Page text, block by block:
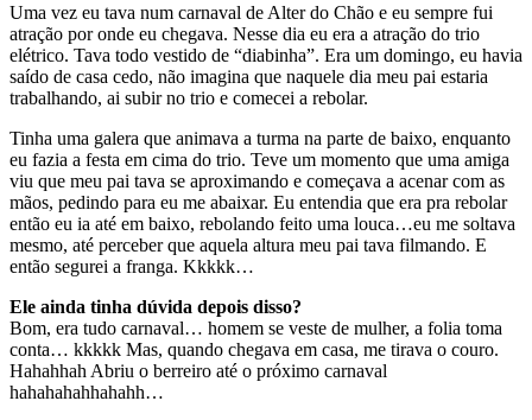
Uma vez eu tava num carnaval de Alter do Chão e eu sempre fui
atração por onde eu chegava. Nesse dia eu era a atração do trio
elétrico. Tava todo vestido de “diabinha”. Era um domingo, eu havia
saído de casa cedo, não imagina que naquele dia meu pai estaria
trabalhando, ai subir no trio e comecei a rebolar.
Tinha uma galera que animava a turma na parte de baixo, enquanto
eu fazia a festa em cima do trio. Teve um momento que uma amiga
viu que meu pai tava se aproximando e começava a acenar com as
mãos, pedindo para eu me abaixar. Eu entendia que era pra rebolar
então eu ia até em baixo, rebolando feito uma louca…eu me soltava
mesmo, até perceber que aquela altura meu pai tava filmando. E
então segurei a franga. Kkkkk…
Ele ainda tinha dúvida depois disso?
Bom, era tudo carnaval… homem se veste de mulher, a folia toma
conta… kkkkk Mas, quando chegava em casa, me tirava o couro.
Hahahhah Abriu o berreiro até o próximo carnaval
hahahahahhahahh…